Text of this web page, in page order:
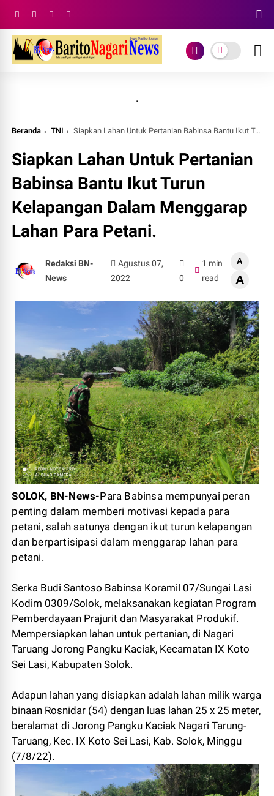
.
Beranda TNI Siapkan Lahan Untuk Pertanian Babinsa Bantu Ikut Turun Kelapangan Dalam Menggarap Lahan Para Petani.
Siapkan Lahan Untuk Pertanian
Babinsa Bantu Ikut Turun
Kelapangan Dalam Menggarap
Lahan Para Petani.
Redaksi BN-
News
Agustus 07,
2022
0
1 min
read
A
A
SOLOK, BN-News-Para Babinsa mempunyai peran
penting dalam memberi motivasi kepada para
petani, salah satunya dengan ikut turun kelapangan
dan berpartisipasi dalam menggarap lahan para
petani.
Serka Budi Santoso Babinsa Koramil 07/Sungai Lasi
Kodim 0309/Solok, melaksanakan kegiatan Program
Pemberdayaan Prajurit dan Masyarakat Produkif.
Mempersiapkan lahan untuk pertanian, di Nagari
Taruang Jorong Pangku Kaciak, Kecamatan IX Koto
Sei Lasi, Kabupaten Solok.
Adapun lahan yang disiapkan adalah lahan milik warga
binaan Rosnidar (54) dengan luas lahan 25 x 25 meter,
beralamat di Jorong Pangku Kaciak Nagari Tarung-
Taruang, Kec. IX Koto Sei Lasi, Kab. Solok, Minggu
(7/8/22).